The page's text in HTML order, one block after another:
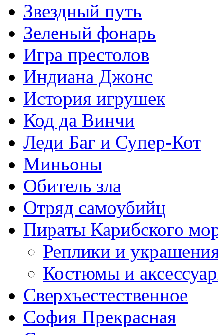
Звездный путь
Зеленый фонарь
Игра престолов
Индиана Джонс
История игрушек
Код да Винчи
Леди Баг и Супер-Кот
Миньоны
Обитель зла
Отряд самоубийц
Пираты Карибского
Реплики и
Костюмы и
Сверхъестественное
София Прекрасная